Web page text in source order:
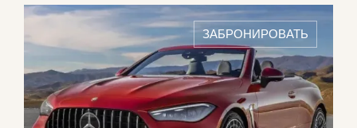
5 4 1 3
km/h
ЗАБРОНИРОВАТЬ